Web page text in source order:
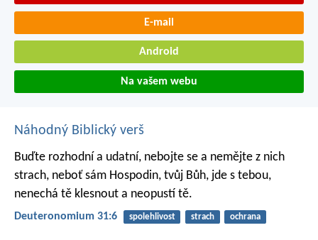
E-mail
Android
Na vašem webu
Náhodný Biblický verš
Buďte rozhodní a udatní, nebojte se a nemějte z nich
strach, neboť sám Hospodin, tvůj Bůh, jde s tebou,
nenechá tě klesnout a neopustí tě.
Deuteronomium 31:6 spolehlivost strach ochrana